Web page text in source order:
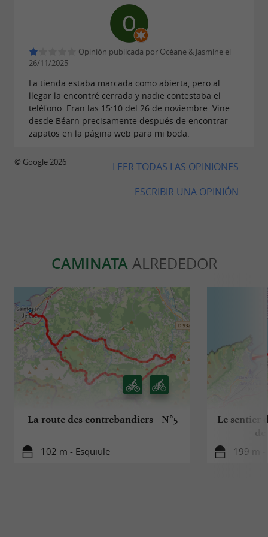
Opinión publicada por Océane & Jasmine el
26/11/2025
La tienda estaba marcada como abierta, pero al
llegar la encontré cerrada y nadie contestaba el
teléfono. Eran las 15:10 del 26 de noviembre. Vine
desde Béarn precisamente después de encontrar
zapatos en la página web para mi boda.
LEER TODAS LAS OPINIONES
ESCRIBIR UNA OPINIÓN
© Google 2026
CAMINATA ALREDEDOR
La route des contrebandiers - N°5
102 m - Esquiule
Le sentier
199 m -